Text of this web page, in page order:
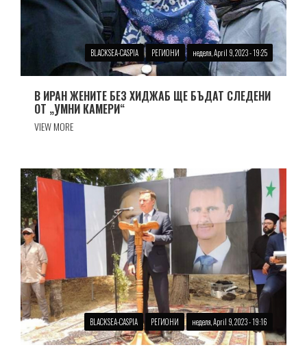
BLACKSEA-CASPIA РЕГИОНИ неделя, April 9, 2023 - 19:25
В ИРАН ЖЕНИТЕ БЕЗ ХИДЖАБ ЩЕ БЪДАТ СЛЕДЕНИ
ОТ „УМНИ КАМЕРИ“
VIEW MORE
BLACKSEA-CASPIA РЕГИОНИ неделя, April 9, 2023 - 19:16